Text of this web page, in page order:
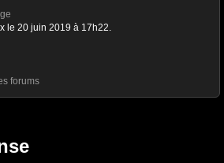
le 20 juin 2019 à 17h22.
forums